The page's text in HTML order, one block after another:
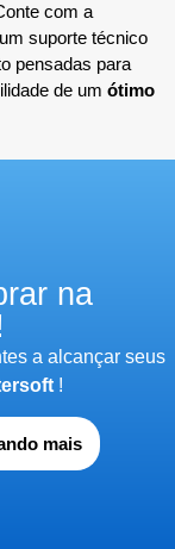
com a
suporte técnico
pensadas para
de um ótimo
na
a alcançar seus
!
mais